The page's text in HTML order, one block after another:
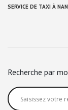
SERVICE DE TAXI À
Recherche par